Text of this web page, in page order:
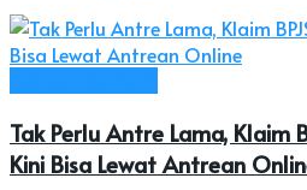
Tak Perlu Antre Lama, Klaim
Kini Bisa Lewat Antrean